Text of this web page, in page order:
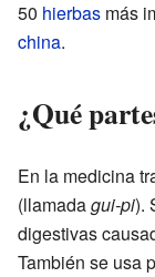
50 hierbas más
china.
¿Qué
En la medicina
(llamadagui-pi).
digestivas
También se usa